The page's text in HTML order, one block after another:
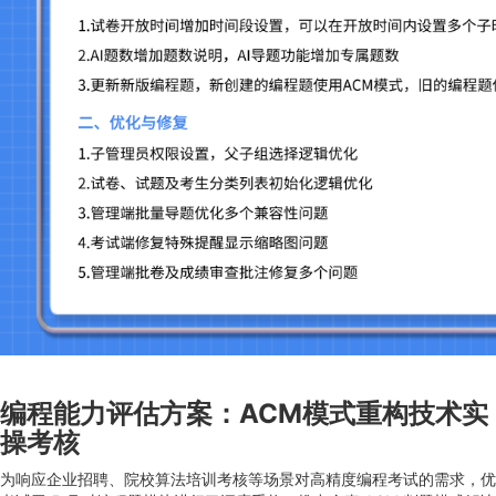
编程能力评估方案：ACM模式重构技术实
操考核
为响应企业招聘、院校算法培训考核等场景对高精度编程考试的需求，优